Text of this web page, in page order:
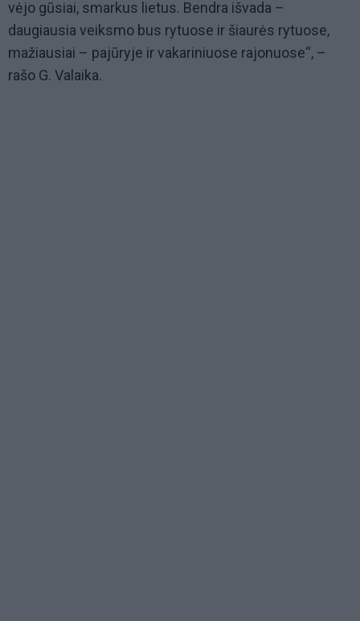
vėjo gūsiai, smarkus lietus. Bendra išvada –
daugiausia veiksmo bus rytuose ir šiaurės rytuose,
mažiausiai – pajūryje ir vakariniuose rajonuose“, –
rašo G. Valaika.